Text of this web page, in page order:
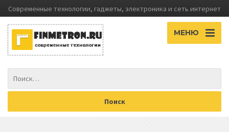
Современные технологии, гаджеты, электроника и сеть интернет
МЕНЮ